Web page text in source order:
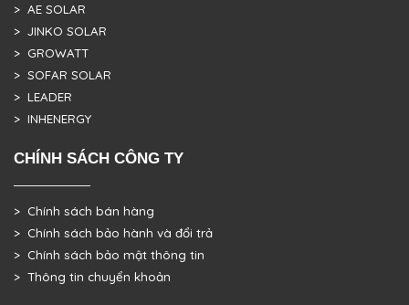
> AE SOLAR
> JINKO SOLAR
> GROWATT
> SOFAR SOLAR
> LEADER
> INHENERGY
CHÍNH SÁCH CÔNG TY
> Chính sách bán hàng
> Chính sách bảo hành và đổi trả
> Chính sách bảo mật thông tin
> Thông tin chuyển khoản